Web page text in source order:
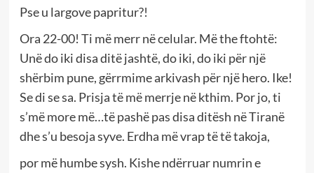
Pse u largove papritur?!
Ora 22-00! Ti më merr në celular. Më the ftohtë:
Unë do iki disa ditë jashtë, do iki, do iki për një
shërbim pune, gërrmime arkivash për një hero. Ike!
Se di se sa. Prisja të më merrje në kthim. Por jo, ti
s’më more më…të pashë pas disa ditësh në Tiranë
dhe s’u besoja syve. Erdha më vrap të të takoja,
por më humbe sysh. Kishe ndërruar numrin e